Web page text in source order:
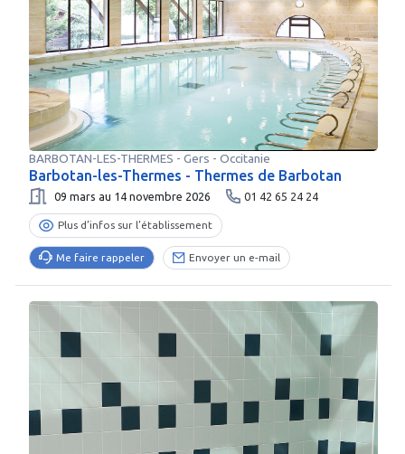
BARBOTAN-LES-THERMES - Gers - Occitanie
Barbotan-les-Thermes - Thermes de Barbotan
09 mars au 14 novembre 2026 01 42 65 24 24
Plus d’infos sur l’établissement
Me faire rappeler Envoyer un e-mail